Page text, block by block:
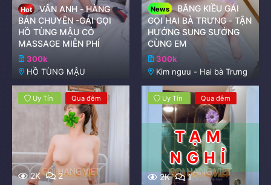
Hot
VÂN ANH - HÀNG
BÁN CHUYÊN -GÁI GỌI
HỒ TÙNG MẬU CÓ
MASSAGE MIỄN PHÍ
300k
HỒ TÙNG MẬU
News
BĂNG KIỀU GÁI
GỌI HAI BÀ TRƯNG - TẬN
HƯỞNG SUNG SƯỚNG
CÙNG EM
300k
Kim ngưu - Hai bà Trưng
Uy Tín Qua đêm
2K 2
Uy Tín Qua đêm
2K 1